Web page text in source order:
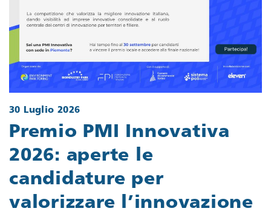
30 Luglio 2026
Premio PMI Innovativa
2026: aperte le
candidature per
valorizzare l’innovazione